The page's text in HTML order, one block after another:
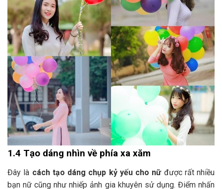
1.4 Tạo dáng nhìn về phía xa xăm
Đây là cách tạo dáng chụp kỷ yếu cho nữđược rất nhiều
bạn nữ cũng như nhiếp ảnh gia khuyên sử dụng. Điểm nhấn